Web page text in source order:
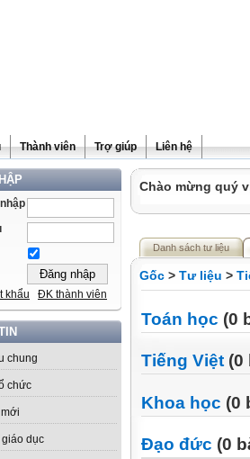
Thành viên Trợ giúp Liên hệ
khẩu ĐK thành viên
chung
chức
dục
Chào mừng quý
Danh sách tư liệu
Gốc > Tư liệu >
Toán học (0
Tiếng Việt (0
Khoa học (0
Đạo đức (0